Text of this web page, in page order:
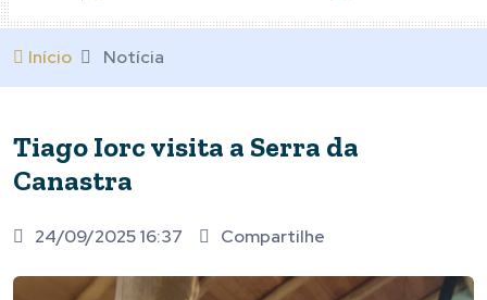
Início Notícia
Tiago Iorc visita a Serra da
Canastra
24/09/2025 16:37 Compartilhe